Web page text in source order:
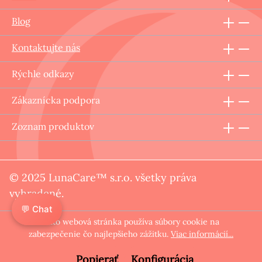
Blog
Kontaktujte nás
Rýchle odkazy
Zákaznícka podpora
Zoznam produktov
© 2025 LunaCare™ s.r.o. všetky práva
vyhradené.
Táto webová stránka používa súbory cookie na
zabezpečenie čo najlepšieho zážitku. Viac informácií...
💬 Chat